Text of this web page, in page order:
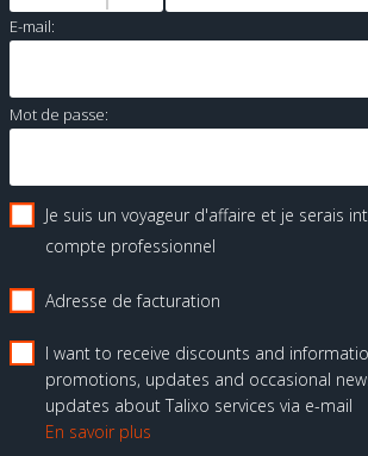
E-mail:
Mot de passe:
Je suis un voyageur d'affaire et je serais
compte professionnel
Adresse de facturation
I want to receive discounts and
promotions, updates and occasional
updates about Talixo services via e-mail
En savoir plus